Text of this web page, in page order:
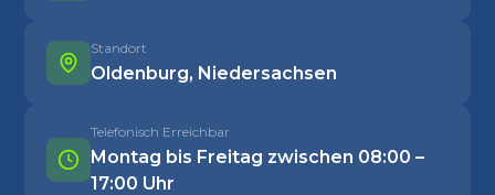
Standort
Oldenburg, Niedersachsen
Telefonisch Erreichbar
Montag bis Freitag zwischen 08:00 –
17:00 Uhr